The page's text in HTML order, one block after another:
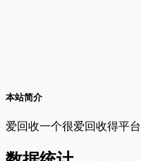
本站简介
爱回收一个很爱回收得平台